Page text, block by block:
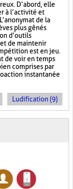
D’abord, elle
à l’activité et
de la
plus gênés
d’outils
de maintenir
est en jeu.
de voir en temps
comprises par
instantanée
Ludification (9)